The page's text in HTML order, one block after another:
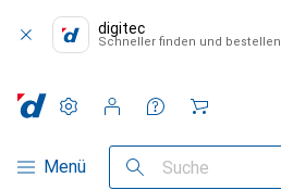
digitec
Schneller finden und bestellen
Navigation nach Kategorien
Menü Suche
Einstellungen
Kundenkonto
Vergleichslisten
Merklisten
Warenkorb